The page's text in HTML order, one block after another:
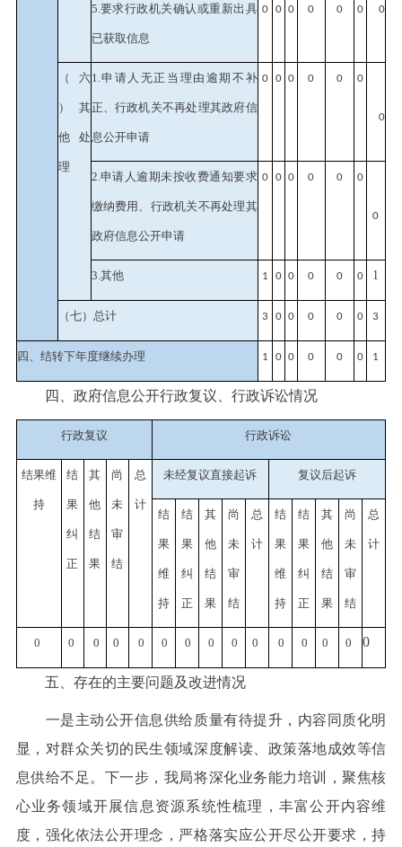
5.要求行政机关确认或重新出具
已获取信息
0 0 0 0 0 0 0
（六
）其
他处
理
1.申请人无正当理由逾期不补
正、行政机关不再处理其政府信
息公开申请
0 0 0 0 0 0
0
2.申请人逾期未按收费通知要求
缴纳费用、行政机关不再处理其
政府信息公开申请
0 0 0 0 0 0
0
3.其他 1 0 0 0 0 0 1
（七）总计 3 0 0 0 0 0 3
四、结转下年度继续办理 1 0 0 0 0 0 1
四、政府信息公开行政复议、行政诉讼情况
行政复议 行政诉讼
结果维
持
结
果
纠
正
其
他
结
果
尚
未
审
结
总
计
未经复议直接起诉 复议后起诉
结
果
维
持
结
果
纠
正
其
他
结
果
尚
未
审
结
总
计
结
果
维
持
结
果
纠
正
其
他
结
果
尚
未
审
结
总
计
0 0 0 0 0 0 0 0 0 0 0 0 0 0 0
五、存在的主要问题及改进情况
一是主动公开信息供给质量有待提升，内容同质化明
显，对群众关切的民生领域深度解读、政策落地成效等信
息供给不足。下一步，我局将深化业务能力培训，聚焦核
心业务领域开展信息资源系统性梳理，丰富公开内容维
度，强化依法公开理念，严格落实应公开尽公开要求，持